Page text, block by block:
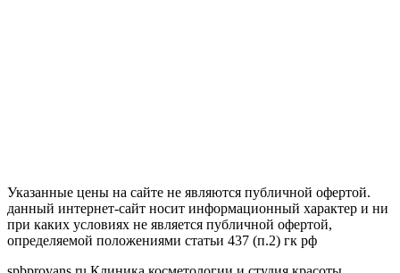
Указанные цены на сайте не являются публичной офертой.
данный интернет-сайт носит информационный характер и ни
при каких условиях не является публичной офертой,
определяемой положениями статьи 437 (п.2) гк рф